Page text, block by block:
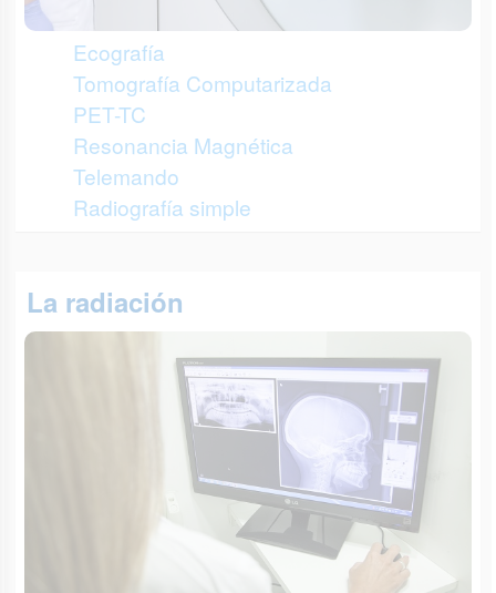
Ecografía
Tomografía Computarizada
PET-TC
Resonancia Magnética
Telemando
Radiografía simple
La radiación